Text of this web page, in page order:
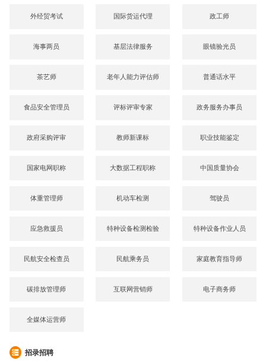
外经贸考试 国际货运代理 政工师
海事两员 基层法律服务 眼镜验光员
茶艺师 老年人能力评估师 普通话水平
食品安全管理员 评标评审专家 政务服务办事员
政府采购评审 教师新课标 职业技能鉴定
国家电网职称 大数据工程职称 中国质量协会
体重管理师 机动车检测 驾驶员
应急救援员 特种设备检测检验 特种设备作业人员
民航安全检查员 民航乘务员 家庭教育指导师
碳排放管理师 互联网营销师 电子商务师
全媒体运营师
招录招聘